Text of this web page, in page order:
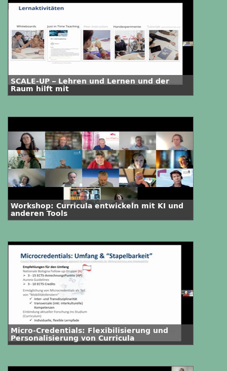
SCALE-UP – Lehren und Lernen und der
Raum hilft mit
Workshop: Curricula entwickeln mit KI und
anderen Tools
Micro-Credentials: Flexibilisierung und
Personalisierung von Curricula